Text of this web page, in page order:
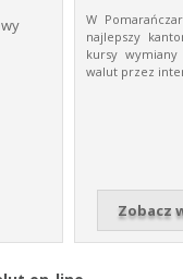
W​
najlepszy​
kursy​
walut przez​
Zobacz